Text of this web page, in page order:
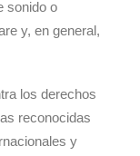
sonido o
y, en general,
los derechos
reconocidas
y